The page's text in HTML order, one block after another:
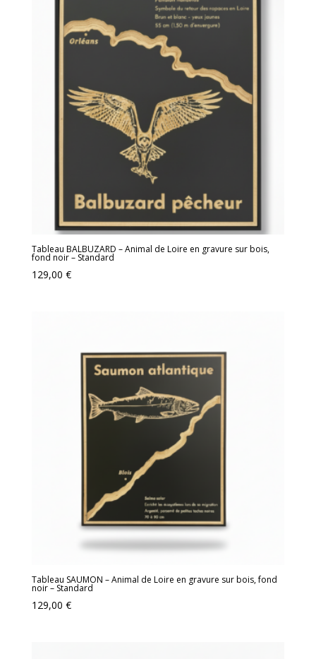
Tableau BALBUZARD – Animal de Loire en gravure sur bois,
fond noir – Standard
129,00 €
Tableau SAUMON – Animal de Loire en gravure sur bois, fond
noir – Standard
129,00 €